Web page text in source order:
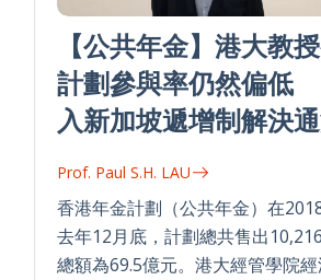
【公共年金】港大教
計劃參與率仍然偏低
入新加坡遞增制解決
Prof. Paul S.H. LAU
香港年金計劃（公共年金）在
去年12月底，計劃總共售出
總額為69.5億元。港大經管學院